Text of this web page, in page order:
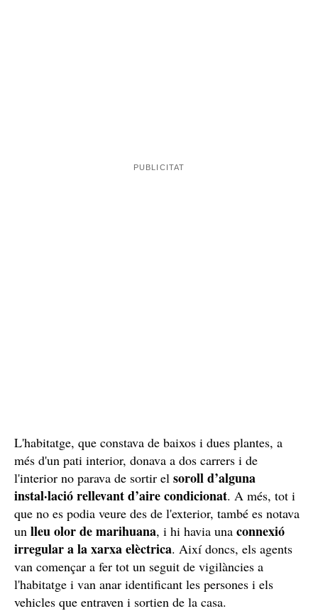
L'habitatge, que constava de baixos i dues plantes, a
més d'un pati interior, donava a dos carrers i de
l'interior no parava de sortir el soroll d’alguna
instal·lació rellevant d’aire condicionat. A més, tot i
que no es podia veure des de l'exterior, també es notava
un lleu olor de marihuana, i hi havia una connexió
irregular a la xarxa elèctrica. Així doncs, els agents
van començar a fer tot un seguit de vigilàncies a
l'habitatge i van anar identificant les persones i els
vehicles que entraven i sortien de la casa.